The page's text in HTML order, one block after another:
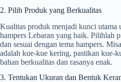
2. Pilih Produk yang Berkualitas
Kualitas produk menjadi kunci utama
hampers Lebaran yang baik. Pilihlah
dan sesuai dengan tema hampers.
adalah kue-kue kering, pastikan kue-
bahan berkualitas dan rasanya enak.
3. Tentukan Ukuran dan Bentuk